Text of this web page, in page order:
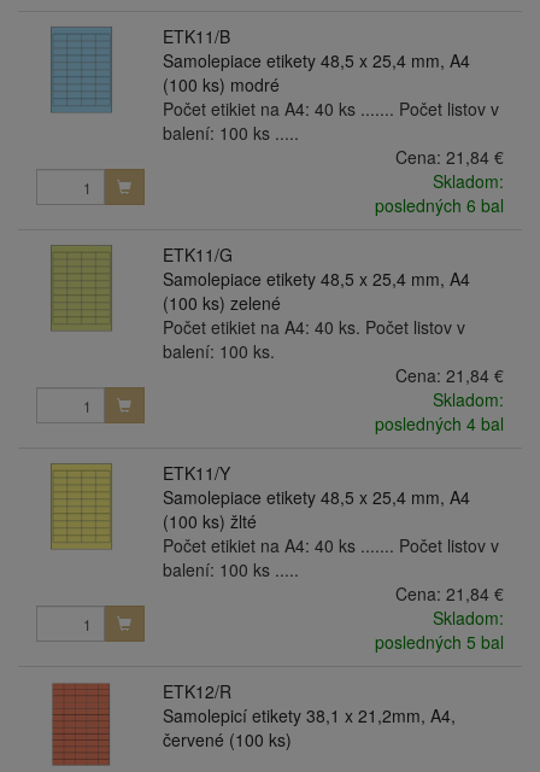
ETK11/B
Samolepiace etikety 48,5 x 25,4 mm, A4
(100 ks) modré
Počet etikiet na A4: 40 ks ....... Počet listov v
balení: 100 ks .....
Cena: 21,84 €
Skladom:
posledných 6 bal
ETK11/G
Samolepiace etikety 48,5 x 25,4 mm, A4
(100 ks) zelené
Počet etikiet na A4: 40 ks. Počet listov v
balení: 100 ks.
Cena: 21,84 €
Skladom:
posledných 4 bal
ETK11/Y
Samolepiace etikety 48,5 x 25,4 mm, A4
(100 ks) žlté
Počet etikiet na A4: 40 ks ....... Počet listov v
balení: 100 ks .....
Cena: 21,84 €
Skladom:
posledných 5 bal
ETK12/R
Samolepicí etikety 38,1 x 21,2mm, A4,
červené (100 ks)